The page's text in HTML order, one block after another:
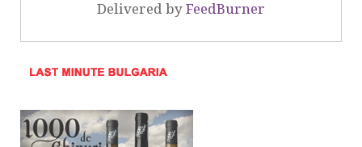
Delivered by FeedBurner